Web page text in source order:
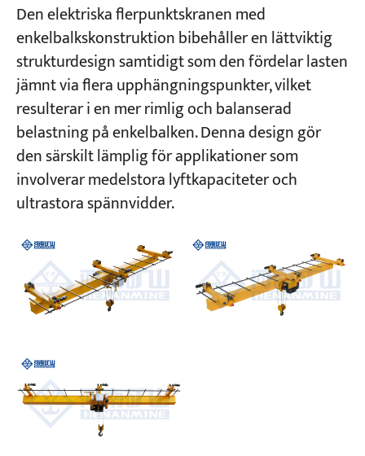
Den elektriska flerpunktskranen med
enkelbalkskonstruktion bibehåller en lättviktig
strukturdesign samtidigt som den fördelar lasten
jämnt via flera upphängningspunkter, vilket
resulterar i en mer rimlig och balanserad
belastning på enkelbalken. Denna design gör
den särskilt lämplig för applikationer som
involverar medelstora lyftkapaciteter och
ultrastora spännvidder.